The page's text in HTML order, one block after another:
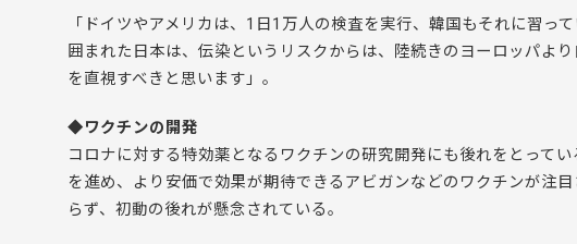
「ドイツやアメリカは、1日1万人の検査を実行、韓国もそれに習っ
囲まれた日本は、伝染というリスクからは、陸続きのヨーロッパよ
を直視すべきと思います」。
◆ワクチンの開発
コロナに対する特効薬となるワクチンの研究開発にも後れをとって
を進め、より安価で効果が期待できるアビガンなどのワクチンが注
らず、初動の後れが懸念されている。